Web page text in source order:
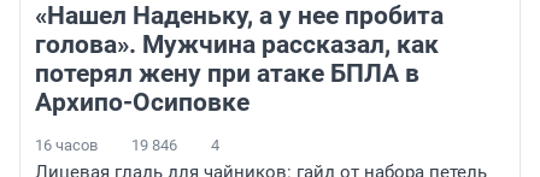
«Нашел Наденьку, а у нее пробита
голова». Мужчина рассказал, как
потерял жену при атаке БПЛА в
Архипо-Осиповке
16 часов 19 846 4
Лицевая гладь для чайников: гайд от набора петель